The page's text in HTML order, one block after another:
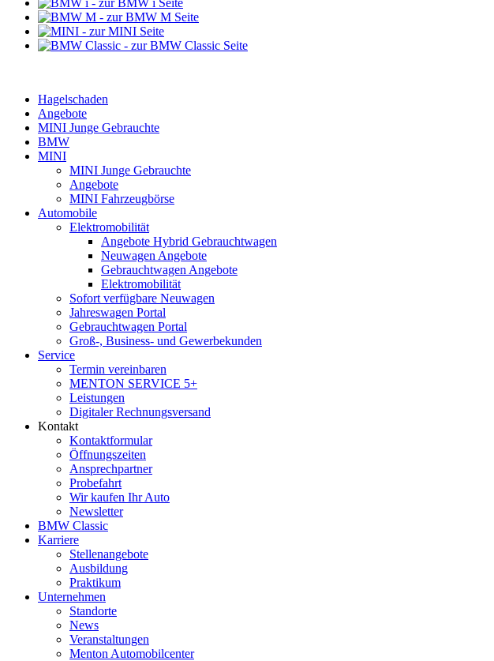
Hagelschaden
Angebote
MINI Junge Gebrauchte
BMW
MINI
MINI Junge Gebrauchte
Angebote
MINI Fahrzeugbörse
Automobile
Elektromobilität
Angebote Hybrid Gebrauchtwagen
Neuwagen Angebote
Gebrauchtwagen Angebote
Elektromobilität
Sofort verfügbare Neuwagen
Jahreswagen Portal
Gebrauchtwagen Portal
Groß-, Business- und Gewerbekunden
Service
Termin vereinbaren
MENTON SERVICE 5+
Leistungen
Digitaler Rechnungsversand
Kontakt
Kontaktformular
Öffnungszeiten
Ansprechpartner
Probefahrt
Wir kaufen Ihr Auto
Newsletter
BMW Classic
Karriere
Stellenangebote
Ausbildung
Praktikum
Unternehmen
Standorte
News
Veranstaltungen
Menton Automobilcenter